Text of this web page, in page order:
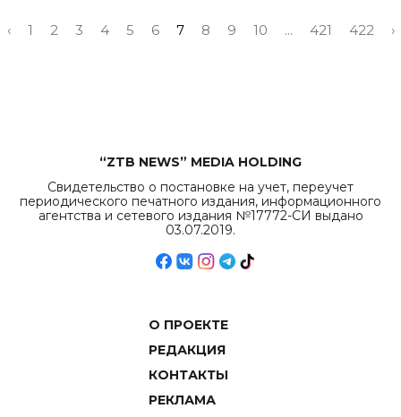
‹ 1 2 3 4 5 6 7 8 9 10 ... 421 422 ›
“ZTB NEWS” MEDIA HOLDING
Свидетельство о постановке на учет, переучет
периодического печатного издания, информационного
агентства и сетевого издания №17772-СИ выдано
03.07.2019.
О ПРОЕКТЕ
РЕДАКЦИЯ
КОНТАКТЫ
РЕКЛАМА